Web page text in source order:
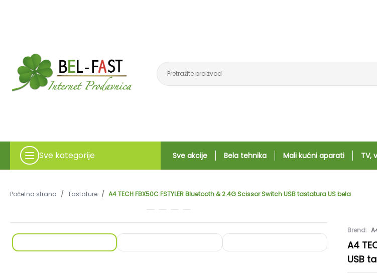
Sve kategorije Sve akcije Bela tehnika Mali kućni aparati TV,
Početna strana / Tastature / A4 TECH FBX50C FSTYLER Bluetooth & 2.4G Scissor Switch USB tastatura US bela
Brend:
A4
USB